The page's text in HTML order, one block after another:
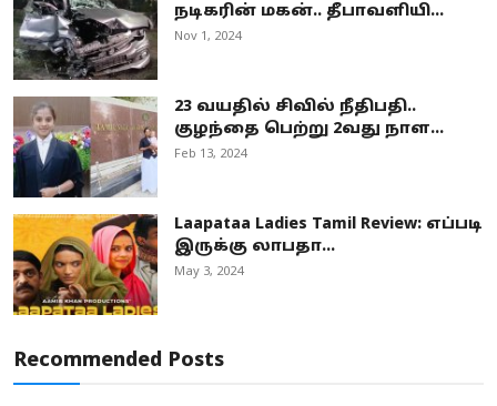
நடிகரின் மகன்.. தீபாவளியி...
Nov 1, 2024
23 வயதில் சிவில் நீதிபதி..
குழந்தை பெற்று 2வது நாள...
Feb 13, 2024
Laapataa Ladies Tamil Review: எப்படி
இருக்கு லாபதா...
May 3, 2024
Recommended Posts